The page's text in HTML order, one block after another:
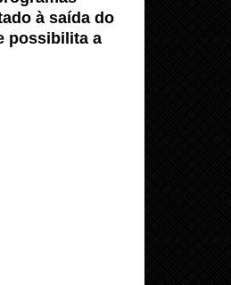
à saída do
possibilita a